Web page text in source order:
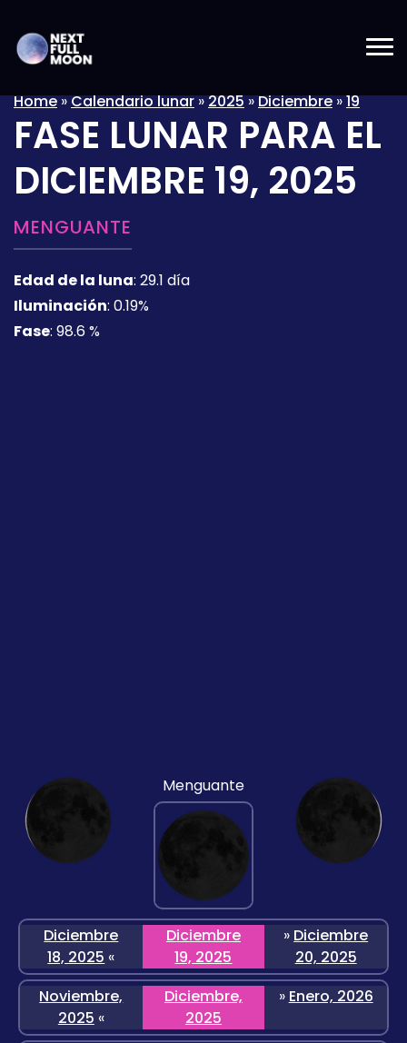
Home»Calendario lunar»2025»Diciembre»19
FASE LUNAR PARA EL
DICIEMBRE 19, 2025
MENGUANTE
Edad de la luna: 29.1 día
Iluminación: 0.19%
Fase: 98.6 %
Menguante
Diciembre
18, 2025 «
Diciembre
19, 2025
» Diciembre
20, 2025
Noviembre,
2025 «
Diciembre,
2025
» Enero, 2026